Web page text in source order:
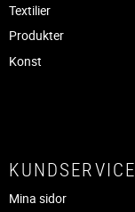
Textilier
Produkter
Konst
KUNDSERVICE
Mina sidor